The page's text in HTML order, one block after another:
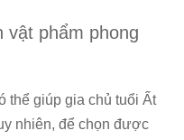
vật phẩm phong
thể giúp gia chủ tuổi Ất
nhiên, để chọn được